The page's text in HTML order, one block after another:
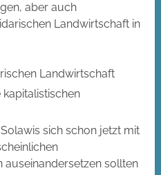
aber auch
Landwirtschaft in
Landwirtschaft
sich schon jetzt mit
auseinandersetzen sollten